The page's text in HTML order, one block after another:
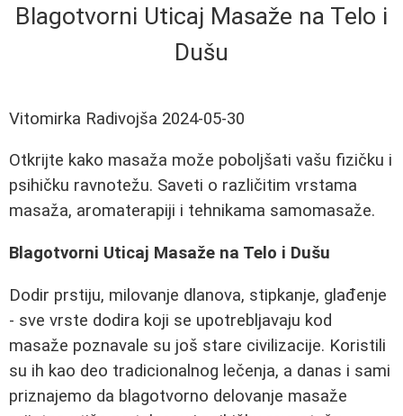
Blagotvorni Uticaj Masaže na Telo i
Dušu
Vitomirka Radivojša 2024-05-30
Otkrijte kako masaža može poboljšati vašu fizičku i
psihičku ravnotežu. Saveti o različitim vrstama
masaža, aromaterapiji i tehnikama samomasaže.
Blagotvorni Uticaj Masaže na Telo i Dušu
Dodir prstiju, milovanje dlanova, stipkanje, glađenje
- sve vrste dodira koji se upotrebljavaju kod
masaže poznavale su još stare civilizacije. Koristili
su ih kao deo tradicionalnog lečenja, a danas i sami
priznajemo da blagotvorno delovanje masaže